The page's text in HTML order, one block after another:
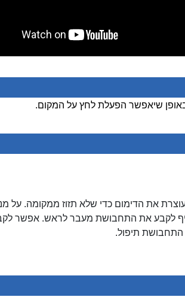
שיאפשר הפעלת לחץ על המקום.
את הדימום כדי שלא תזוז ממקומה. על
לקבע את התחבושת מעבר לראש. אפשר
תיפול.